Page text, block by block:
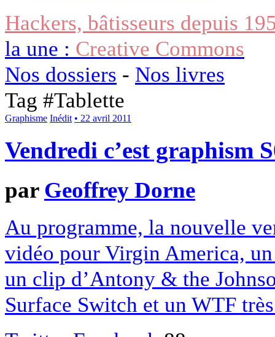
Hackers, bâtisseurs depuis
la une : Creative Commons
Nos dossiers - Nos livres
Tag #Tablette
Graphisme Inédit • 22 avril 2011
Vendredi c’est graphism
par Geoffrey Dorne
Au programme, la nouvelle
vidéo pour Virgin America,
un clip d’Antony & the
Surface Switch et un WTF